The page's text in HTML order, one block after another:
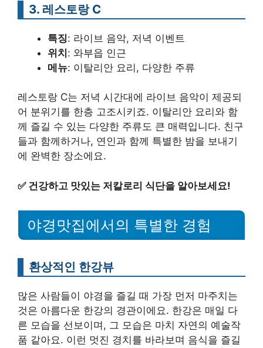
3. 레스토랑 C
특징: 라이브 음악, 저녁 이벤트
위치: 와부읍 인근
메뉴: 이탈리안 요리, 다양한 주류
레스토랑 C는 저녁 시간대에 라이브 음악이 제공되
어 분위기를 한층 고조시키죠. 이탈리안 요리와 함
께 즐길 수 있는 다양한 주류도 큰 매력입니다. 친구
들과 함께하거나, 연인과 함께 특별한 밤을 보내기
에 완벽한 장소에요.
✅ 건강하고 맛있는 저칼로리 식단을 알아보세요!
야경맛집에서의 특별한 경험
환상적인 한강뷰
많은 사람들이 야경을 즐길 때 가장 먼저 마주치는
것은 아름다운 한강의 경관이에요. 한강은 매일 다
른 모습을 선보이며, 그 모습은 마치 자연의 예술작
품 같아요. 이런 멋진 경치를 바라보며 음식을 즐길